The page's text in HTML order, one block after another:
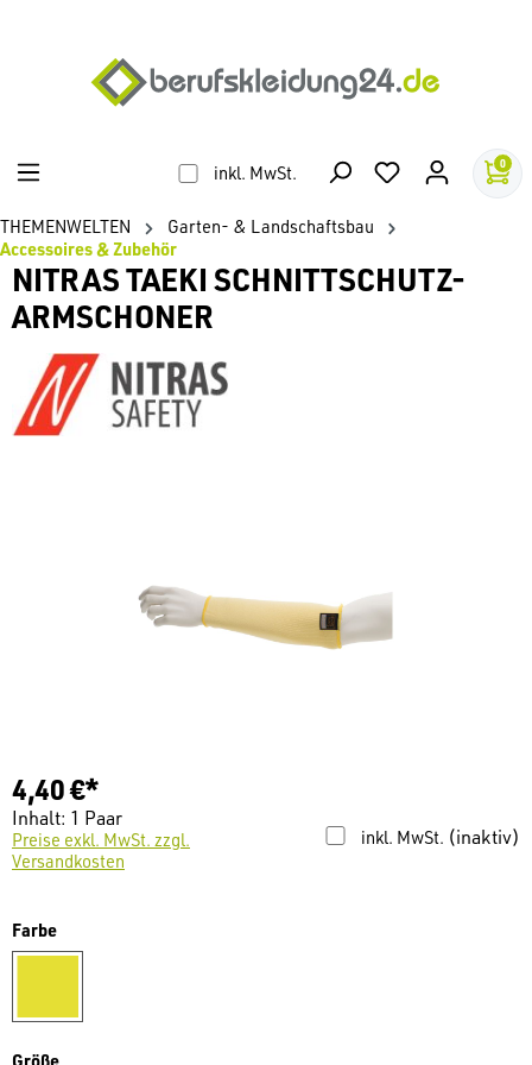
inkl. MwSt. 0
THEMENWELTEN
Garten- & Landschaftsbau
Accessoires & Zubehör
NITRAS TAEKI SCHNITTSCHUTZ-
ARMSCHONER
4,40 €*
Inhalt: 1 Paar
inkl. MwSt. (inaktiv)
Preise exkl. MwSt. zzgl.
Versandkosten
Farbeauswählen
auswählen